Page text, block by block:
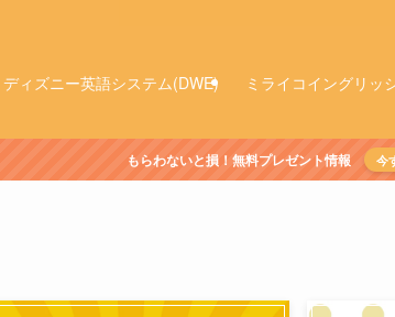
ディズニー英語システム(DWE) ミライコイングリッ
もらわないと損！無料プレゼント情報 今